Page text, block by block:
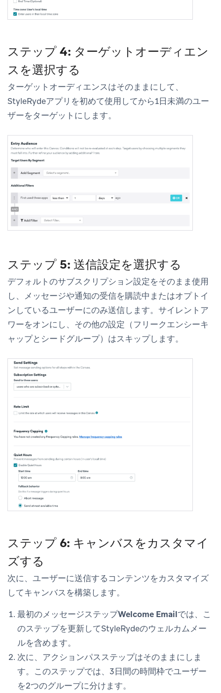
ステップ 4: ターゲットオーディエン
スを選択する
ターゲットオーディエンスはそのままにして、
StyleRydeアプリを初めて使用してから1日未満のユー
ザーをターゲットにします。
ステップ 5: 送信設定を選択する
デフォルトのサブスクリプション設定をそのまま使用
し、メッセージや通知の受信を購読中またはオプトイ
ンしているユーザーにのみ送信します。サイレントア
ワーをオンにし、その他の設定（フリークエンシーキ
ャップとシードグループ）はスキップします。
ステップ 6: キャンバスをカスタマイ
ズする
次に、ユーザーに送信するコンテンツをカスタマイズ
してキャンバスを構築します。
最初のメッセージステップWelcome Emailでは、こ
のステップを更新してStyleRydeのウェルカムメー
ルを含めます。
次に、アクションパスステップはそのままにしま
す。このステップでは、3日間の時間枠でユーザー
を2つのグループに分けます。